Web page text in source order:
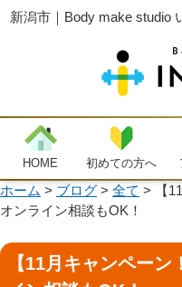
新潟市｜Body make studio
HOME 初めての方へ
ホーム > ブログ> 全て >
【
オンライン相談もOK！
【11月キャンペー